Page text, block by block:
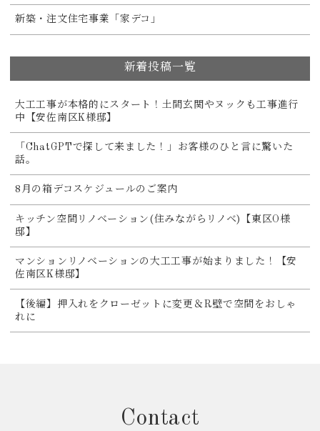
新築・注文住宅事業「家デコ」
新着投稿一覧
大工工事が本格的にスタート！土間玄関やヌックも工事進行
中【安佐南区K様邸】
「ChatGPTで探して来ました！」お客様のひと言に驚いた
話。
8月の箱デコスケジュールのご案内
キッチン空間リノベーション(住みながらリノベ)【東区O様
邸】
マンションリノベーションの大工工事が始まりました！【安
佐南区K様邸】
【後編】押入れをクローゼットに変更＆R壁で空間をおしゃ
れに
Contact